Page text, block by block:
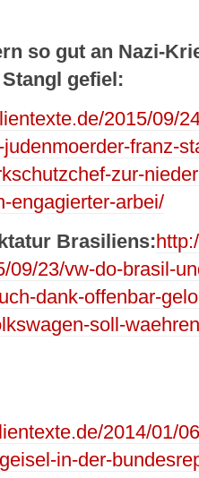
so gut an Nazi-
gefiel:
2015/09/
franz-
zur-
engagierter-arbei/
Brasiliens:
09/23/vw-do-brasil-
dank-offenbar-
soll-
2014/01/
in-der-